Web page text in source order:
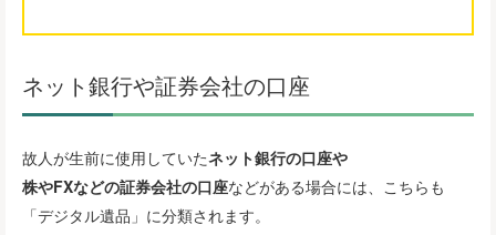
ネット銀行や証券会社の口座
故人が生前に使用していたネット銀行の口座や
株やFXなどの証券会社の口座などがある場合には、こちらも
「デジタル遺品」に分類されます。